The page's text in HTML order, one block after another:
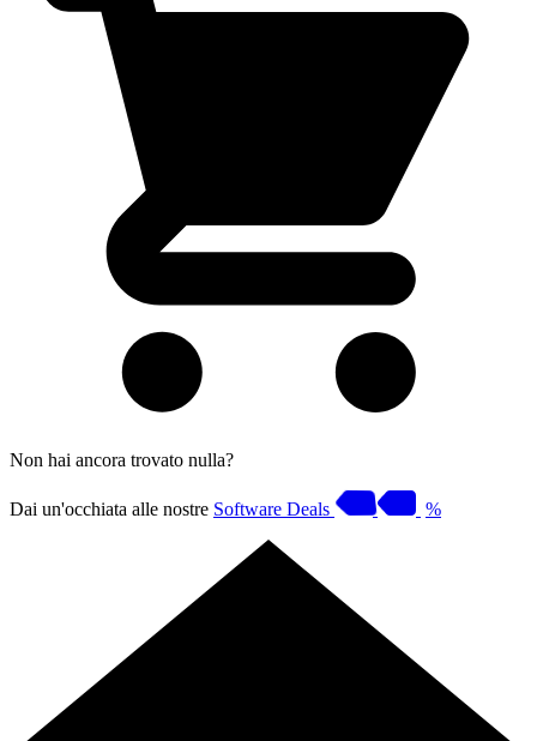
Non hai ancora trovato nulla?
Dai un'occhiata alle nostre Software Deals %